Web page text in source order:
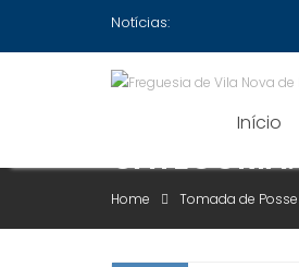
Notícias:
Início
Home Tomada de Posse